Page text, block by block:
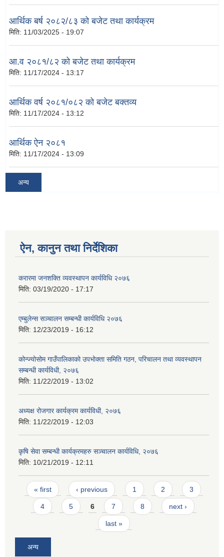
आर्थिक बर्ष २०८२/८३ को बजेट तथा कार्यक्रम
मिति: 11/03/2025 - 19:07
आ.व २०८१/८२ को बजेट तथा कार्यक्रम
मिति: 11/17/2024 - 13:17
आर्थिक वर्ष २०८१/०८२ को बजेट बक्तव्य
मिति: 11/17/2024 - 13:12
आर्थिक ऐन २०८१
मिति: 11/17/2024 - 13:09
अन्य
ऐन, कानुन तथा निर्देशिका
करारमा जनशक्ति व्यवस्थापन कार्यविधि २०७६
मिति: 03/19/2020 - 17:17
एम्बुलेन्स सञ्चालन सम्बन्धी कार्यविधि २०७६
मिति: 12/23/2019 - 16:12
कोन्ज्योसोम गाउँपालिकाको उपभोक्ता समिति गठन, परिचालन तथा व्यवस्थापन
सम्बन्धी कार्यविधी, २०७६
मिति: 11/22/2019 - 13:02
अध्यक्ष रोजगार कार्यक्रम कार्यविधी, २०७६
मिति: 11/22/2019 - 12:03
कृषि सेवा सम्बन्धी कार्यक्रमहरु सञ्चालन कार्यविधि, २०७६
मिति: 10/21/2019 - 12:11
Pages
« first ‹ previous 1 2 3
4 5 6 7 8 next ›
last »
अन्य